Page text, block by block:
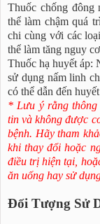
Thuốc chống đông
thể làm chậm quá
chi cùng với các
thể làm tăng nguy
Thuốc hạ huyết áp:
sử dụng nấm linh
có thể dẫn đến
* Lưu ý rằng
tin và không được
bệnh. Hãy tham
khi thay đổi hoặc
điều trị hiện tại,
ăn uống hay sử
Đối Tượng Sử